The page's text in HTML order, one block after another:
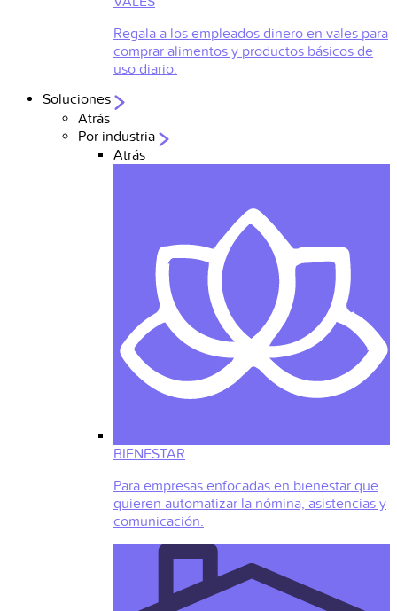
Regala a los empleados dinero en vales para
comprar alimentos y productos básicos de
uso diario.
Soluciones
Atrás
Por industria
Atrás
BIENESTAR
Para empresas enfocadas en bienestar que
quieren automatizar la nómina, asistencias y
comunicación.